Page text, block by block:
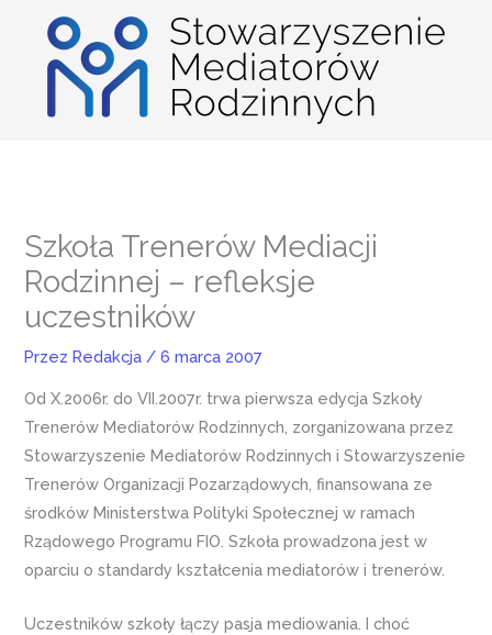
Szkoła Trenerów Mediacji
Rodzinnej – refleksje
uczestników
PrzezRedakcja /6 marca 2007
Od X.2006r. do VII.2007r. trwa pierwsza edycja Szkoły
Trenerów Mediatorów Rodzinnych, zorganizowana przez
Stowarzyszenie Mediatorów Rodzinnych i Stowarzyszenie
Trenerów Organizacji Pozarządowych, finansowana ze
środków Ministerstwa Polityki Społecznej w ramach
Rządowego Programu FIO. Szkoła prowadzona jest w
oparciu o standardy kształcenia mediatorów i trenerów.
Uczestników szkoły łączy pasja mediowania. I choć